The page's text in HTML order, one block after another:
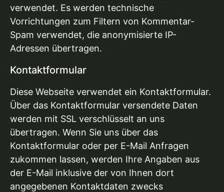
verwendet. Es werden technische
Vorrichtungen zum Filtern von Kommentar-
Spam verwendet, die anonymisierte IP-
Adressen übertragen.
Kontaktformular
Diese Webseite verwendet ein Kontaktformular.
Über das Kontaktformular versendete Daten
werden mit SSL verschlüsselt an uns
übertragen. Wenn Sie uns über das
Kontaktformular oder per E-Mail Anfragen
zukommen lassen, werden Ihre Angaben aus
der E-Mail inklusive der von Ihnen dort
angegebenen Kontaktdaten zwecks